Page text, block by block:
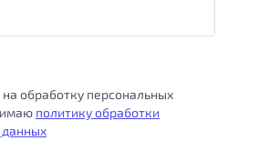
на обработку персональных
политику обработки
данных